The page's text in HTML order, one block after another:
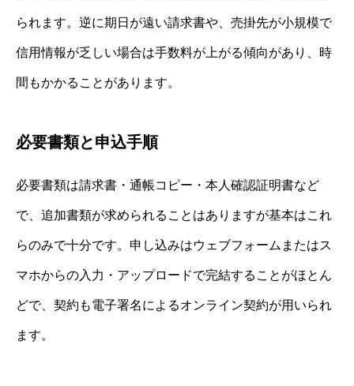
られます。逆に期日が遠い請求書や、売掛先が小規模で
信用情報が乏しい場合は手数料が上がる傾向があり、時
間もかかることがあります。
必要書類と申込手順
必要書類は請求書・通帳コピー・本人確認証明書など
で、追加書類が求められることはありますが基本はこれ
らのみで十分です。申し込みはウェブフォームまたはス
マホからの入力・アップロードで完結することがほとん
どで、契約も電子署名によるオンライン契約が用いられ
ます。